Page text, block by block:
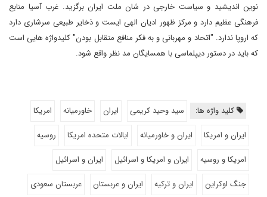
نوین اندیشید و سیاست خارجی در شان ملت ایران برگزید. غرب آسیا منابع
فرهنگی عظیم دارد و مرکز ظهور ادیان الهی ایست و ذخایر طبیعی سرشاری دارد
که اروپا ندارد. "اتحاد و مهربانی و به فکر منافع متقابل بودن" کلیدواژه هایی است
که باید در دستور دیپلماسی با همسایگان مد نظر واقع شود.
کلید واژه ها: سید وحید کریمی ایران خاورمیانه
امریکا
ایران و امریکا
ایران و خاورمیانه ایالات متحده امریکا
روسیه
امریکا و روسیه
ایران و امریکا و اسرائیل
ایران و اسرائیل
جنگ اوکراین
ایران و ترکیه ایران و عربستان
عربستان سعودی